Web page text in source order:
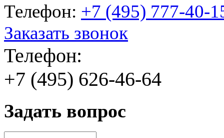
Телефон: +7 (495) 777-40-
Заказать звонок
Телефон:
+7 (495) 626-46-64
Задать вопрос